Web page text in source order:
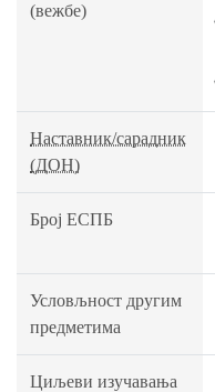
(вежбе)
Наставник/сарадник
(ДОН)
Број ЕСПБ
Условљност другим
предметима
Циљеви изучавања